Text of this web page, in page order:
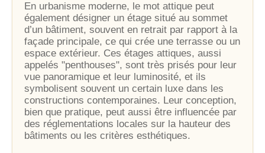
En urbanisme moderne, le mot attique peut
également désigner un étage situé au sommet
d’un bâtiment, souvent en retrait par rapport à la
façade principale, ce qui crée une terrasse ou un
espace extérieur. Ces étages attiques, aussi
appelés "penthouses", sont très prisés pour leur
vue panoramique et leur luminosité, et ils
symbolisent souvent un certain luxe dans les
constructions contemporaines. Leur conception,
bien que pratique, peut aussi être influencée par
des réglementations locales sur la hauteur des
bâtiments ou les critères esthétiques.